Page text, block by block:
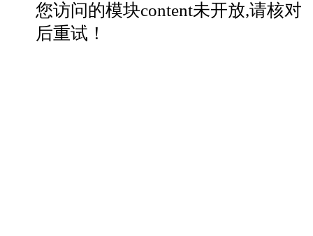
您访问的模块content未开放,请核对
后重试！